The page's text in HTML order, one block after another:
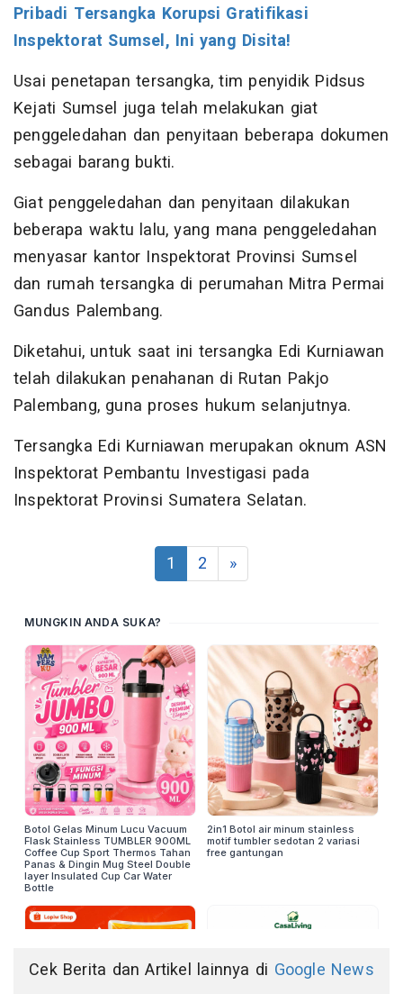
Pribadi Tersangka Korupsi Gratifikasi
Inspektorat Sumsel, Ini yang Disita!
Usai penetapan tersangka, tim penyidik Pidsus
Kejati Sumsel juga telah melakukan giat
penggeledahan dan penyitaan beberapa dokumen
sebagai barang bukti.
Giat penggeledahan dan penyitaan dilakukan
beberapa waktu lalu, yang mana penggeledahan
menyasar kantor Inspektorat Provinsi Sumsel
dan rumah tersangka di perumahan Mitra Permai
Gandus Palembang.
Diketahui, untuk saat ini tersangka Edi Kurniawan
telah dilakukan penahanan di Rutan Pakjo
Palembang, guna proses hukum selanjutnya.
Tersangka Edi Kurniawan merupakan oknum ASN
Inspektorat Pembantu Investigasi pada
Inspektorat Provinsi Sumatera Selatan.
1 2 »
Cek Berita dan Artikel lainnya di Google News